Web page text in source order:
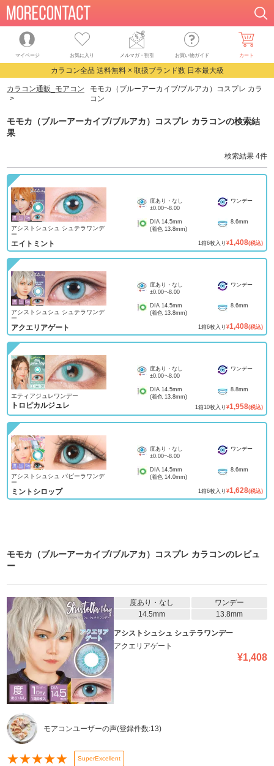
マイページ お気に入り メルマガ・割引 お買い物ガイド カート
カラコン全品 送料無料 × 取扱ブランド数 日本最大級
カラコン通販_モアコン
モモカ（ブルーアーカイブ/ブルアカ）コスプレ カラ
コン
モモカ（ブルーアーカイブ/ブルアカ）コスプレ カラコンの検索結
果
検索結果 4件
アシストシュシュ シュテラワンデ
ー
エイトミント
度あり・なし
±0.00~-8.00
ワンデー
DIA 14.5mm
(着色 13.8mm)
8.6mm
1箱6枚入り ¥1,408(税込)
アシストシュシュ シュテラワンデ
ー
アクエリアゲート
度あり・なし
±0.00~-8.00
ワンデー
DIA 14.5mm
(着色 13.8mm)
8.6mm
1箱6枚入り ¥1,408(税込)
エティアジュレワンデー
トロピカルジュレ
度あり・なし
±0.00~-8.00
ワンデー
DIA 14.5mm
(着色 13.8mm)
8.8mm
1箱10枚入り ¥1,958(税込)
アシストシュシュ パピーラワンデ
ー
ミントシロップ
度あり・なし
±0.00~-8.00
ワンデー
DIA 14.5mm
(着色 14.0mm)
8.6mm
1箱6枚入り ¥1,628(税込)
モモカ（ブルーアーカイブ/ブルアカ）コスプレ カラコンのレビュ
ー
度あり・なし
ワンデー
14.5mm
13.8mm
アシストシュシュ シュテラワンデー
アクエリアゲート
¥1,408
モアコンユーザーの声(登録件数:13)
★★★★★ SuperExcellent